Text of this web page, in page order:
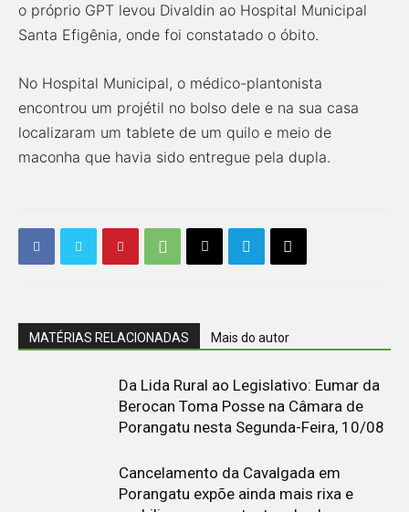
o próprio GPT levou Divaldin ao Hospital Municipal
Santa Efigênia, onde foi constatado o óbito.
No Hospital Municipal, o médico-plantonista
encontrou um projétil no bolso dele e na sua casa
localizaram um tablete de um quilo e meio de
maconha que havia sido entregue pela dupla.
MATÉRIAS RELACIONADAS Mais do autor
Da Lida Rural ao Legislativo: Eumar da
Berocan Toma Posse na Câmara de
Porangatu nesta Segunda-Feira, 10/08
Cancelamento da Cavalgada em
Porangatu expõe ainda mais rixa e